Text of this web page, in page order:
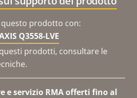
prodotto con:
Q3558-LVE
prodotti, consultare le
e servizio RMA offerti fino al